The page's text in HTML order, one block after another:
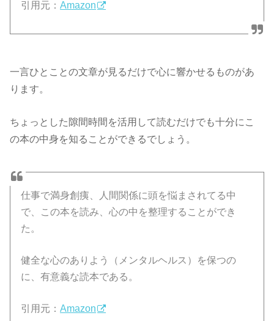
引用元：Amazon
一言ひとことの文章が見るだけで心に響かせるものがあ
ります。
ちょっとした隙間時間を活用して読むだけでも十分にこ
の本の中身を知ることができるでしょう。
仕事で満身創痍、人間関係に頭を悩まされてる中
で、この本を読み、心の中を整理することができ
た。
健全な心のありよう（メンタルヘルス）を保つの
に、有意義な読本である。
引用元：Amazon